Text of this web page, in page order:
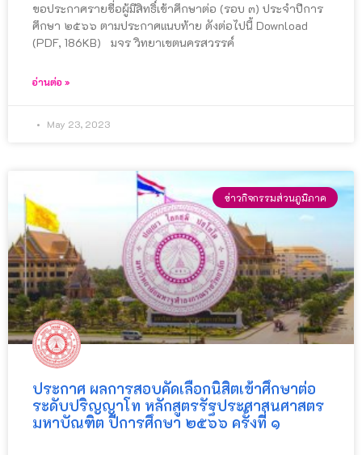
ขอประกาศรายชื่อผู้มีสิทธิ์เข้าศึกษาต่อ (รอบ ๓) ประจำปีการ
ศึกษา ๒๕๖๖ ตามประกาศแนบท้าย ดังต่อไปนี้ Download
(PDF, 186KB) มจร วิทยาเขตนครสวรรค์
อ่านต่อ »
May 23, 2023
ข่าวกิจกรรมส่วนภูมิภาค
ประกาศ ผลการสอบคัดเลือกนิสิตเข้าศึกษาต่อ
ระดับปริญญาโท หลักสูตรรัฐประศาสนศาสตร
มหาบัณฑิต ปีการศึกษา ๒๕๖๖ ครั้งที่ ๑